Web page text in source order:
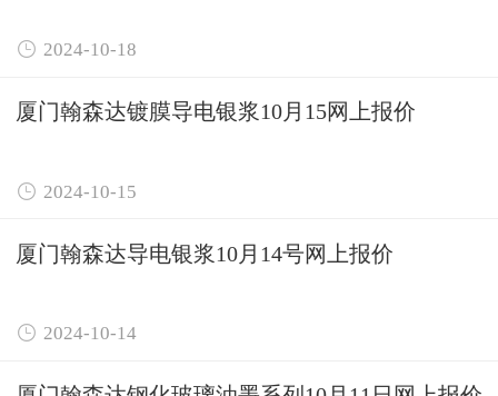
 2024-10-18
厦门翰森达镀膜导电银浆10月15网上报价
 2024-10-15
厦门翰森达导电银浆10月14号网上报价
 2024-10-14